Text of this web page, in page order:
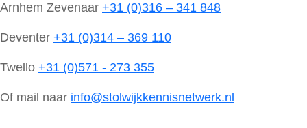
Arnhem Zevenaar +31 (0)316 – 341 848
Deventer +31 (0)314 – 369 110
Twello +31 (0)571 - 273 355
Of mail naar info@stolwijkkennisnetwerk.nl